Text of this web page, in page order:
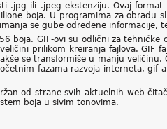
.jpg ili .jpeg ekstenziju. Ovaj
boja. U programima za obradu
se gube određene informacije,
boja. GIF-ovi su odlični za
prilikom kreiranja fajlova. GIF
se transformiše u manju
fazama razvoja interneta, gif
od strane svih aktuelnih web
boja u sivim tonovima.